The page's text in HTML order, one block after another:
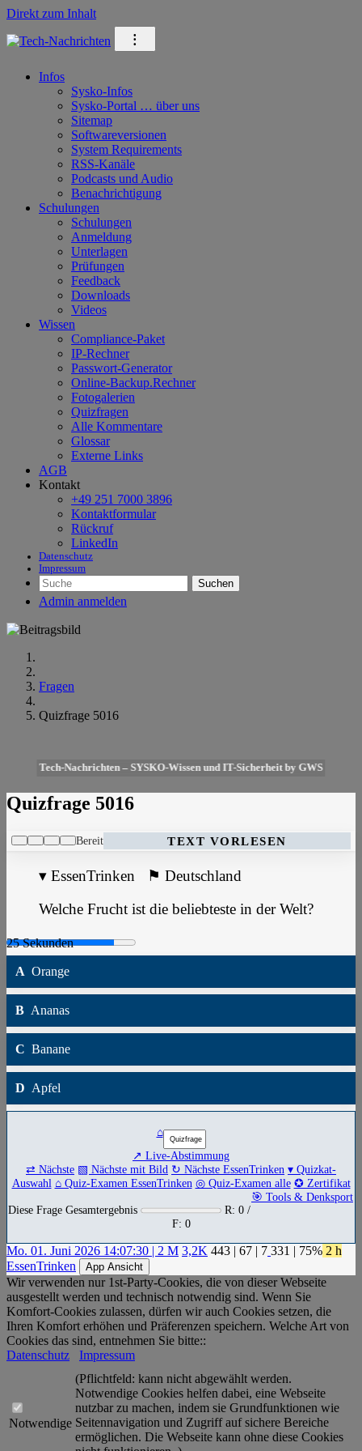
Direkt zum Inhalt
⁝
Infos
Sysko-Infos
Sysko-Portal … über uns
Sitemap
Softwareversionen
System Requirements
RSS-Kanäle
Podcasts und Audio
Benachrichtigung
Schulungen
Schulungen
Anmeldung
Unterlagen
Prüfungen
Feedback
Downloads
Videos
Wissen
Compliance-Paket
IP-Rechner
Passwort-Generator
Online-Backup.Rechner
Fotogalerien
Quizfragen
Alle Kommentare
Glossar
Externe Links
AGB
Kontakt
+49 251 7000 3896
Kontaktformular
Rückruf
LinkedIn
Datenschutz
Impressum
Suchen
Admin anmelden
Fragen
Quizfrage 5016
Tech-Nachrichten – SYSKO-Wissen und IT-Sicherheit by GWS
Quizfrage 5016
Bereit TEXT VORLESEN
▾ EssenTrinken ⚑ Deutschland
Welche Frucht ist die beliebteste in der Welt?
A Orange
B Ananas
C Banane
D Apfel
⌂
↗ Live-Abstimmung
⇄ Nächste ▧ Nächste mit Bild ↻ Nächste EssenTrinken ▾ Quizkat-
Auswahl ⌂ Quiz-Examen EssenTrinken ◎ Quiz-Examen alle ✪ Zertifikat
🎯 Tools & Denksport
Diese Frage Gesamtergebnis
R: 0 /
F: 0
Mo. 01. Juni 2026 14:07:30 | 2 M 3,2K 443 | 67 | 7 331 | 75% 2 h
EssenTrinken
App Ansicht
Wir verwenden nur 1st-Party-Cookies, die von dieser Webseite
ausgestellt werden und technisch notwendig sind. Wenn Sie
Komfort-Cookies zulassen, dürfen wir auch Cookies setzen, die
Ihren Komfort erhöhen und Präferenzen speichern. Welche Art von
Cookies das sind, entnehmen Sie bitte::
Datenschutz
Impressum
Notwendige
(Pflichtfeld: kann nicht abgewählt werden.
Notwendige Cookies helfen dabei, eine Webseite
nutzbar zu machen, indem sie Grundfunktionen wie
Seitennavigation und Zugriff auf sichere Bereiche
ermöglichen. Die Webseite kann ohne diese Cookies